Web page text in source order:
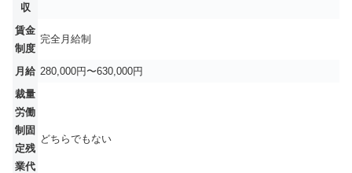
収
賃金
制度
完全月給制
月給 280,000円〜630,000円
裁量
労働
制固
定残
業代
どちらでもない